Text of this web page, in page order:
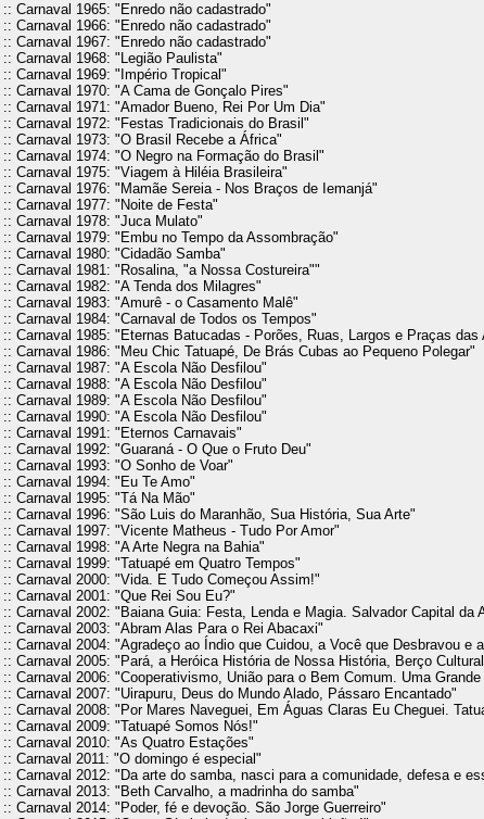
:: Carnaval 1965: "Enredo não cadastrado"
:: Carnaval 1966: "Enredo não cadastrado"
:: Carnaval 1967: "Enredo não cadastrado"
:: Carnaval 1968: "Legião Paulista"
:: Carnaval 1969: "Império Tropical"
:: Carnaval 1970: "A Cama de Gonçalo Pires"
:: Carnaval 1971: "Amador Bueno, Rei Por Um Dia"
:: Carnaval 1972: "Festas Tradicionais do Brasil"
:: Carnaval 1973: "O Brasil Recebe a África"
:: Carnaval 1974: "O Negro na Formação do Brasil"
:: Carnaval 1975: "Viagem à Hiléia Brasileira"
:: Carnaval 1976: "Mamãe Sereia - Nos Braços de Iemanjá"
:: Carnaval 1977: "Noite de Festa"
:: Carnaval 1978: "Juca Mulato"
:: Carnaval 1979: "Embu no Tempo da Assombração"
:: Carnaval 1980: "Cidadão Samba"
:: Carnaval 1981: "Rosalina, "a Nossa Costureira""
:: Carnaval 1982: "A Tenda dos Milagres"
:: Carnaval 1983: "Amurê - o Casamento Malê"
:: Carnaval 1984: "Carnaval de Todos os Tempos"
:: Carnaval 1985: "Eternas Batucadas - Porões, Ruas, Largos e Praças das
:: Carnaval 1986: "Meu Chic Tatuapé, De Brás Cubas ao Pequeno Polegar"
:: Carnaval 1987: "A Escola Não Desfilou"
:: Carnaval 1988: "A Escola Não Desfilou"
:: Carnaval 1989: "A Escola Não Desfilou"
:: Carnaval 1990: "A Escola Não Desfilou"
:: Carnaval 1991: "Eternos Carnavais"
:: Carnaval 1992: "Guaraná - O Que o Fruto Deu"
:: Carnaval 1993: "O Sonho de Voar"
:: Carnaval 1994: "Eu Te Amo"
:: Carnaval 1995: "Tá Na Mão"
:: Carnaval 1996: "São Luis do Maranhão, Sua História, Sua Arte"
:: Carnaval 1997: "Vicente Matheus - Tudo Por Amor"
:: Carnaval 1998: "A Arte Negra na Bahia"
:: Carnaval 1999: "Tatuapé em Quatro Tempos"
:: Carnaval 2000: "Vida. E Tudo Começou Assim!"
:: Carnaval 2001: "Que Rei Sou Eu?"
:: Carnaval 2002: "Baiana Guia: Festa, Lenda e Magia. Salvador Capital da
:: Carnaval 2003: "Abram Alas Para o Rei Abacaxi"
:: Carnaval 2004: "Agradeço ao Índio que Cuidou, a Você que Desbravou
:: Carnaval 2005: "Pará, a Heróica História de Nossa História, Berço
:: Carnaval 2006: "Cooperativismo, União para o Bem Comum. Uma
:: Carnaval 2007: "Uirapuru, Deus do Mundo Alado, Pássaro Encantado"
:: Carnaval 2008: "Por Mares Naveguei, Em Águas Claras Eu Cheguei.
:: Carnaval 2009: "Tatuapé Somos Nós!"
:: Carnaval 2010: "As Quatro Estações"
:: Carnaval 2011: "O domingo é especial"
:: Carnaval 2012: "Da arte do samba, nasci para a comunidade, defesa e
:: Carnaval 2013: "Beth Carvalho, a madrinha do samba"
:: Carnaval 2014: "Poder, fé e devoção. São Jorge Guerreiro"